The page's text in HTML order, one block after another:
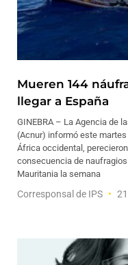
Mueren 144
llegar a España
GINEBRA – La Agencia de
(Acnur) informó este
África occidental,
consecuencia de
Mauritania la semana
Corresponsal de IPS